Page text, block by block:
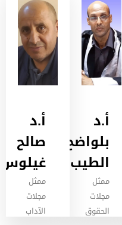
أ.د
بلواضح
الطيب
ممثل
مجلات
الحقوق
أ.د
صالح
غيلوس
ممثل
مجلات
الآداب